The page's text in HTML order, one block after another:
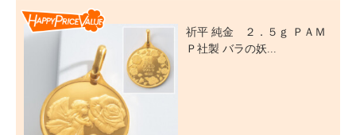
祈平 純金 ２．５ｇ ＰＡＭ
Ｐ社製 バラの妖...